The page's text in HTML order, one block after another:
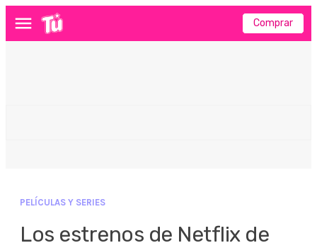
Menú Comprar
PELÍCULAS Y SERIES
Los estrenos de Netflix de